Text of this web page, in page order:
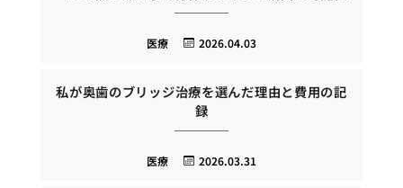
2026.04.03
医療
私が奥歯のブリッジ治療を選んだ理由と費用の記
録
2026.03.31
医療